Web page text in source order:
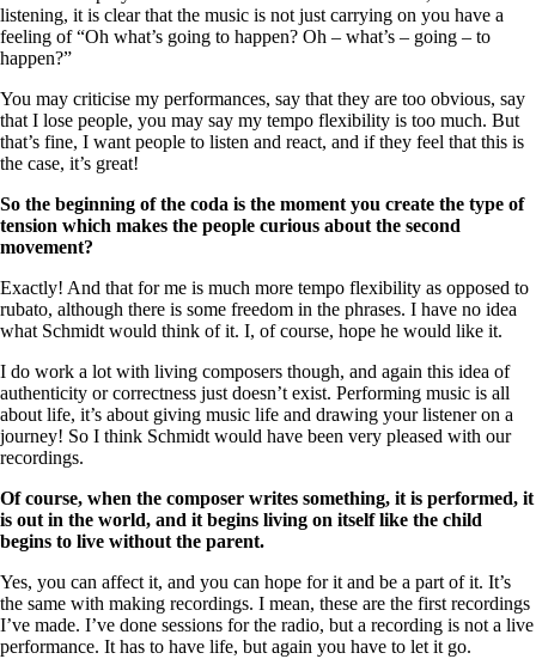
listening, it is clear that the music is not just carrying on you have a
feeling of “Oh what’s going to happen? Oh – what’s – going – to
happen?”
You may criticise my performances, say that they are too obvious, say
that I lose people, you may say my tempo flexibility is too much. But
that’s fine, I want people to listen and react, and if they feel that this is
the case, it’s great!
So the beginning of the coda is the moment you create the type of
tension which makes the people curious about the second
movement?
Exactly! And that for me is much more tempo flexibility as opposed to
rubato, although there is some freedom in the phrases. I have no idea
what Schmidt would think of it. I, of course, hope he would like it.
I do work a lot with living composers though, and again this idea of
authenticity or correctness just doesn’t exist. Performing music is all
about life, it’s about giving music life and drawing your listener on a
journey! So I think Schmidt would have been very pleased with our
recordings.
Of course, when the composer writes something, it is performed, it
is out in the world, and it begins living on itself like the child
begins to live without the parent.
Yes, you can affect it, and you can hope for it and be a part of it. It’s
the same with making recordings. I mean, these are the first recordings
I’ve made. I’ve done sessions for the radio, but a recording is not a live
performance. It has to have life, but again you have to let it go.